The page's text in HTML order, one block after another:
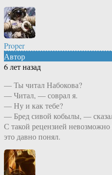
Proper
Автор
6 лет назад
— Ты читал Набокова?
— Читал, — соврал я.
— Ну и как тебе?
— Бред сивой кобылы, —
С такой рецензией
это давно понял.